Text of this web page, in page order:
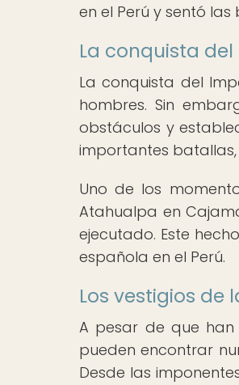
en el Perú y sentó
La conquista
La conquista del
hombres. Sin
obstáculos y
importantes batallas,
Uno de los
Atahualpa en
ejecutado. Este
española en el Perú.
Los vestigios de
A pesar de que
pueden encontrar
Desde las